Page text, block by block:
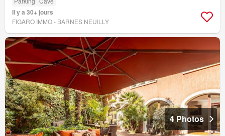
Il y a 30+ jours
FIGARO IMMO - BARNES NEUILLY
4 Photos